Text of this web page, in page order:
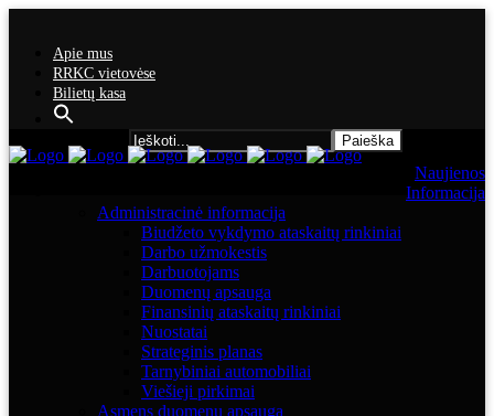
Apie mus
RRKC vietovėse
Bilietų kasa
Naujienos
Informacija
Administracinė informacija
Biudžeto vykdymo ataskaitų rinkiniai
Darbo užmokestis
Darbuotojams
Duomenų apsauga
Finansinių ataskaitų rinkiniai
Nuostatai
Strateginis planas
Tarnybiniai automobiliai
Viešieji pirkimai
Asmens duomenų apsauga